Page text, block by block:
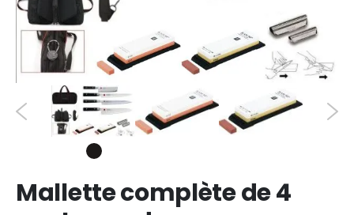
gallery
Mallette complète de 4